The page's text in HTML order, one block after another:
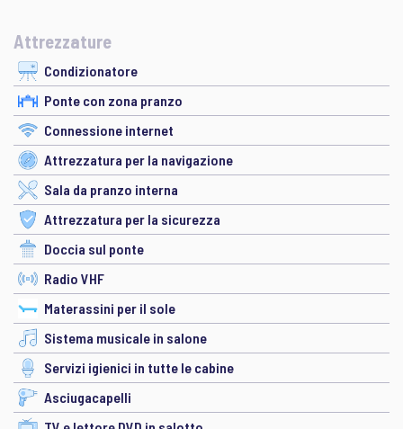
Attrezzature
Condizionatore
Ponte con zona pranzo
Connessione internet
Attrezzatura per la navigazione
Sala da pranzo interna
Attrezzatura per la sicurezza
Doccia sul ponte
Radio VHF
Materassini per il sole
Sistema musicale in salone
Servizi igienici in tutte le cabine
Asciugacapelli